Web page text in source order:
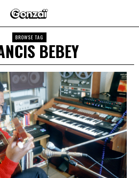
BROWSE TAG
BEBEY